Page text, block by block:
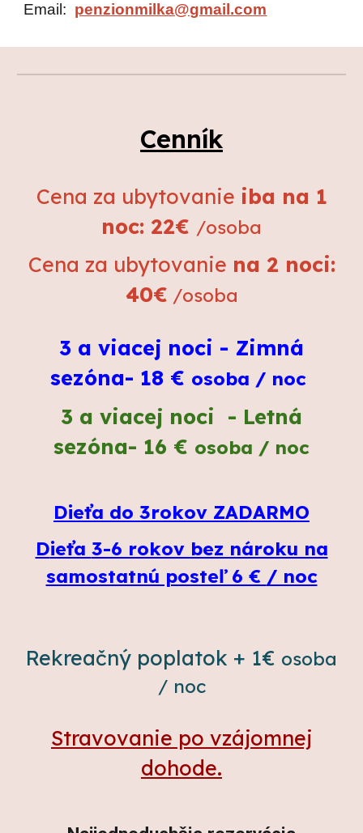
Email: penzionmilka@gmail.com
Cenník
Cena za ubytovanie iba na 1
noc: 22€ /osoba
Cena za ubytovanie na 2 noci:
40€ /osoba
3 a viacej noci - Zimná
sezóna- 18 € osoba / noc
3 a viacej noci - Letná
sezóna- 16 € osoba / noc
Dieťa do 3rokov ZADARMO
Dieťa 3-6 rokov bez nároku na
samostatnú posteľ 6 € / noc
Rekreačný poplatok + 1€ osoba
/ noc
Stravovanie po vzájomnej
dohode.